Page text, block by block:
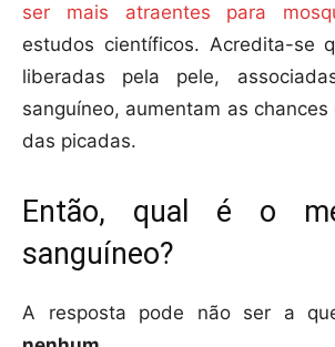
ser mais atraentes para
estudos científicos. Acredita-se
liberadas pela pele,
sanguíneo, aumentam as chances
das picadas.
Então, qual é o
sanguíneo?
A resposta pode não ser a